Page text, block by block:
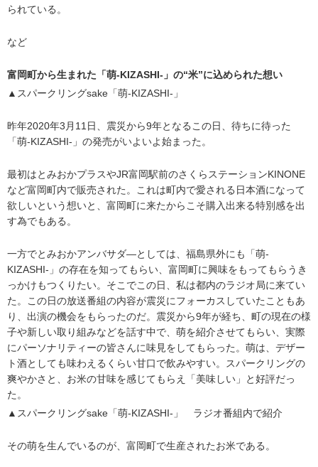
られている。
など
富岡町から生まれた「萌-KIZASHI-」の“米”に込められた想い
▲スパークリングsake「萌-KIZASHI-」
昨年2020年3月11日、震災から9年となるこの日、待ちに待った
「萌-KIZASHI-」の発売がいよいよ始まった。
最初はとみおかプラスやJR富岡駅前のさくらステーションKINONE
など富岡町内で販売された。これは町内で愛される日本酒になって
欲しいという想いと、富岡町に来たからこそ購入出来る特別感を出
す為でもある。
一方でとみおかアンバサダ―としては、福島県外にも「萌-
KIZASHI-」の存在を知ってもらい、富岡町に興味をもってもらうき
っかけもつくりたい。そこでこの日、私は都内のラジオ局に来てい
た。この日の放送番組の内容が震災にフォーカスしていたこともあ
り、出演の機会をもらったのだ。震災から9年が経ち、町の現在の様
子や新しい取り組みなどを話す中で、萌を紹介させてもらい、実際
にパーソナリティーの皆さんに味見をしてもらった。萌は、デザー
ト酒としても味わえるくらい甘口で飲みやすい。スパークリングの
爽やかさと、お米の甘味を感じてもらえ「美味しい」と好評だっ
た。
▲スパークリングsake「萌-KIZASHI-」 ラジオ番組内で紹介
その萌を生んでいるのが、富岡町で生産されたお米である。